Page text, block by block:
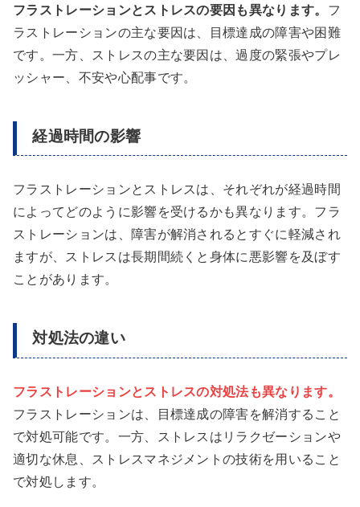
フラストレーションとストレスの要因も異なります。 フ
ラストレーションの主な要因は、目標達成の障害や困難
です。一方、ストレスの主な要因は、過度の緊張やプレ
ッシャー、不安や心配事です。
経過時間の影響
フラストレーションとストレスは、それぞれが経過時間
によってどのように影響を受けるかも異なります。フラ
ストレーションは、障害が解消されるとすぐに軽減され
ますが、ストレスは長期間続くと身体に悪影響を及ぼす
ことがあります。
対処法の違い
フラストレーションとストレスの対処法も異なります。
フラストレーションは、目標達成の障害を解消すること
で対処可能です。一方、ストレスはリラクゼーションや
適切な休息、ストレスマネジメントの技術を用いること
で対処します。